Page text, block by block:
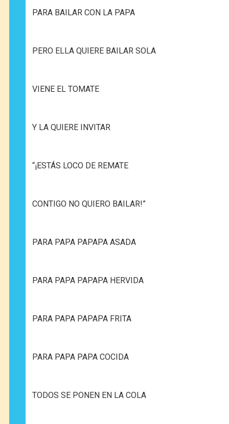
PARA BAILAR CON LA PAPA
PERO ELLA QUIERE BAILAR SOLA
VIENE EL TOMATE
Y LA QUIERE INVITAR
“¡ESTÁS LOCO DE REMATE
CONTIGO NO QUIERO BAILAR!”
PARA PAPA PAPAPA ASADA
PARA PAPA PAPAPA HERVIDA
PARA PAPA PAPAPA FRITA
PARA PAPA PAPA COCIDA
TODOS SE PONEN EN LA COLA